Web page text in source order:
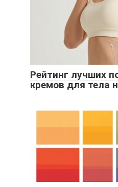
Рейтинг лучших
кремов для тела